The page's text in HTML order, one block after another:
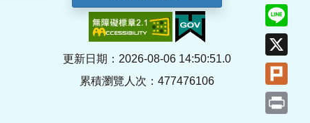
更新日期：2026-08-06 14:50:51.0
累積瀏覽人次：477476106